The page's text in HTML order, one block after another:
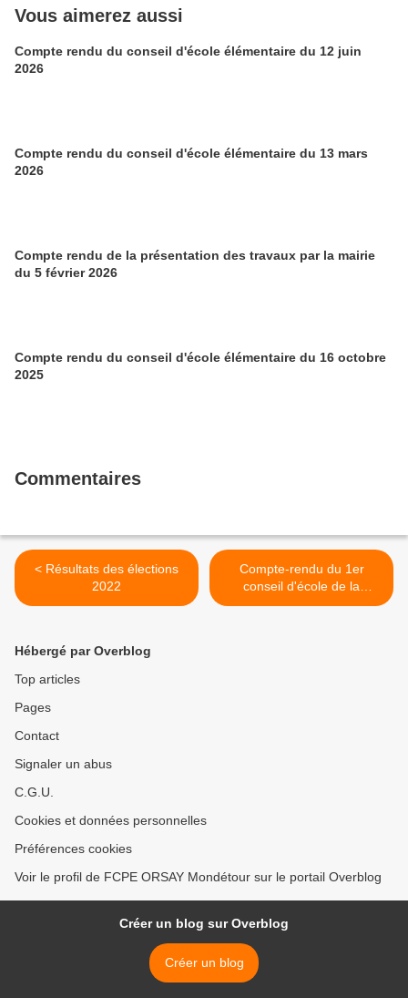
Vous aimerez aussi
Compte rendu du conseil d'école élémentaire du 12 juin
2026
Compte rendu du conseil d'école élémentaire du 13 mars
2026
Compte rendu de la présentation des travaux par la mairie
du 5 février 2026
Compte rendu du conseil d'école élémentaire du 16 octobre
2025
Commentaires
< Résultats des élections
2022
Compte-rendu du 1er
conseil d'école de la
maternelle >
Hébergé par Overblog
Top articles
Pages
Contact
Signaler un abus
C.G.U.
Cookies et données personnelles
Préférences cookies
Voir le profil de FCPE ORSAY Mondétour sur le portail Overblog
Créer un blog sur Overblog
Créer un blog